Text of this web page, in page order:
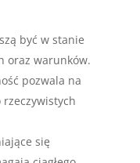
być w stanie
oraz warunków.
pozwala na
się